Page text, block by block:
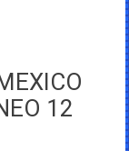
12